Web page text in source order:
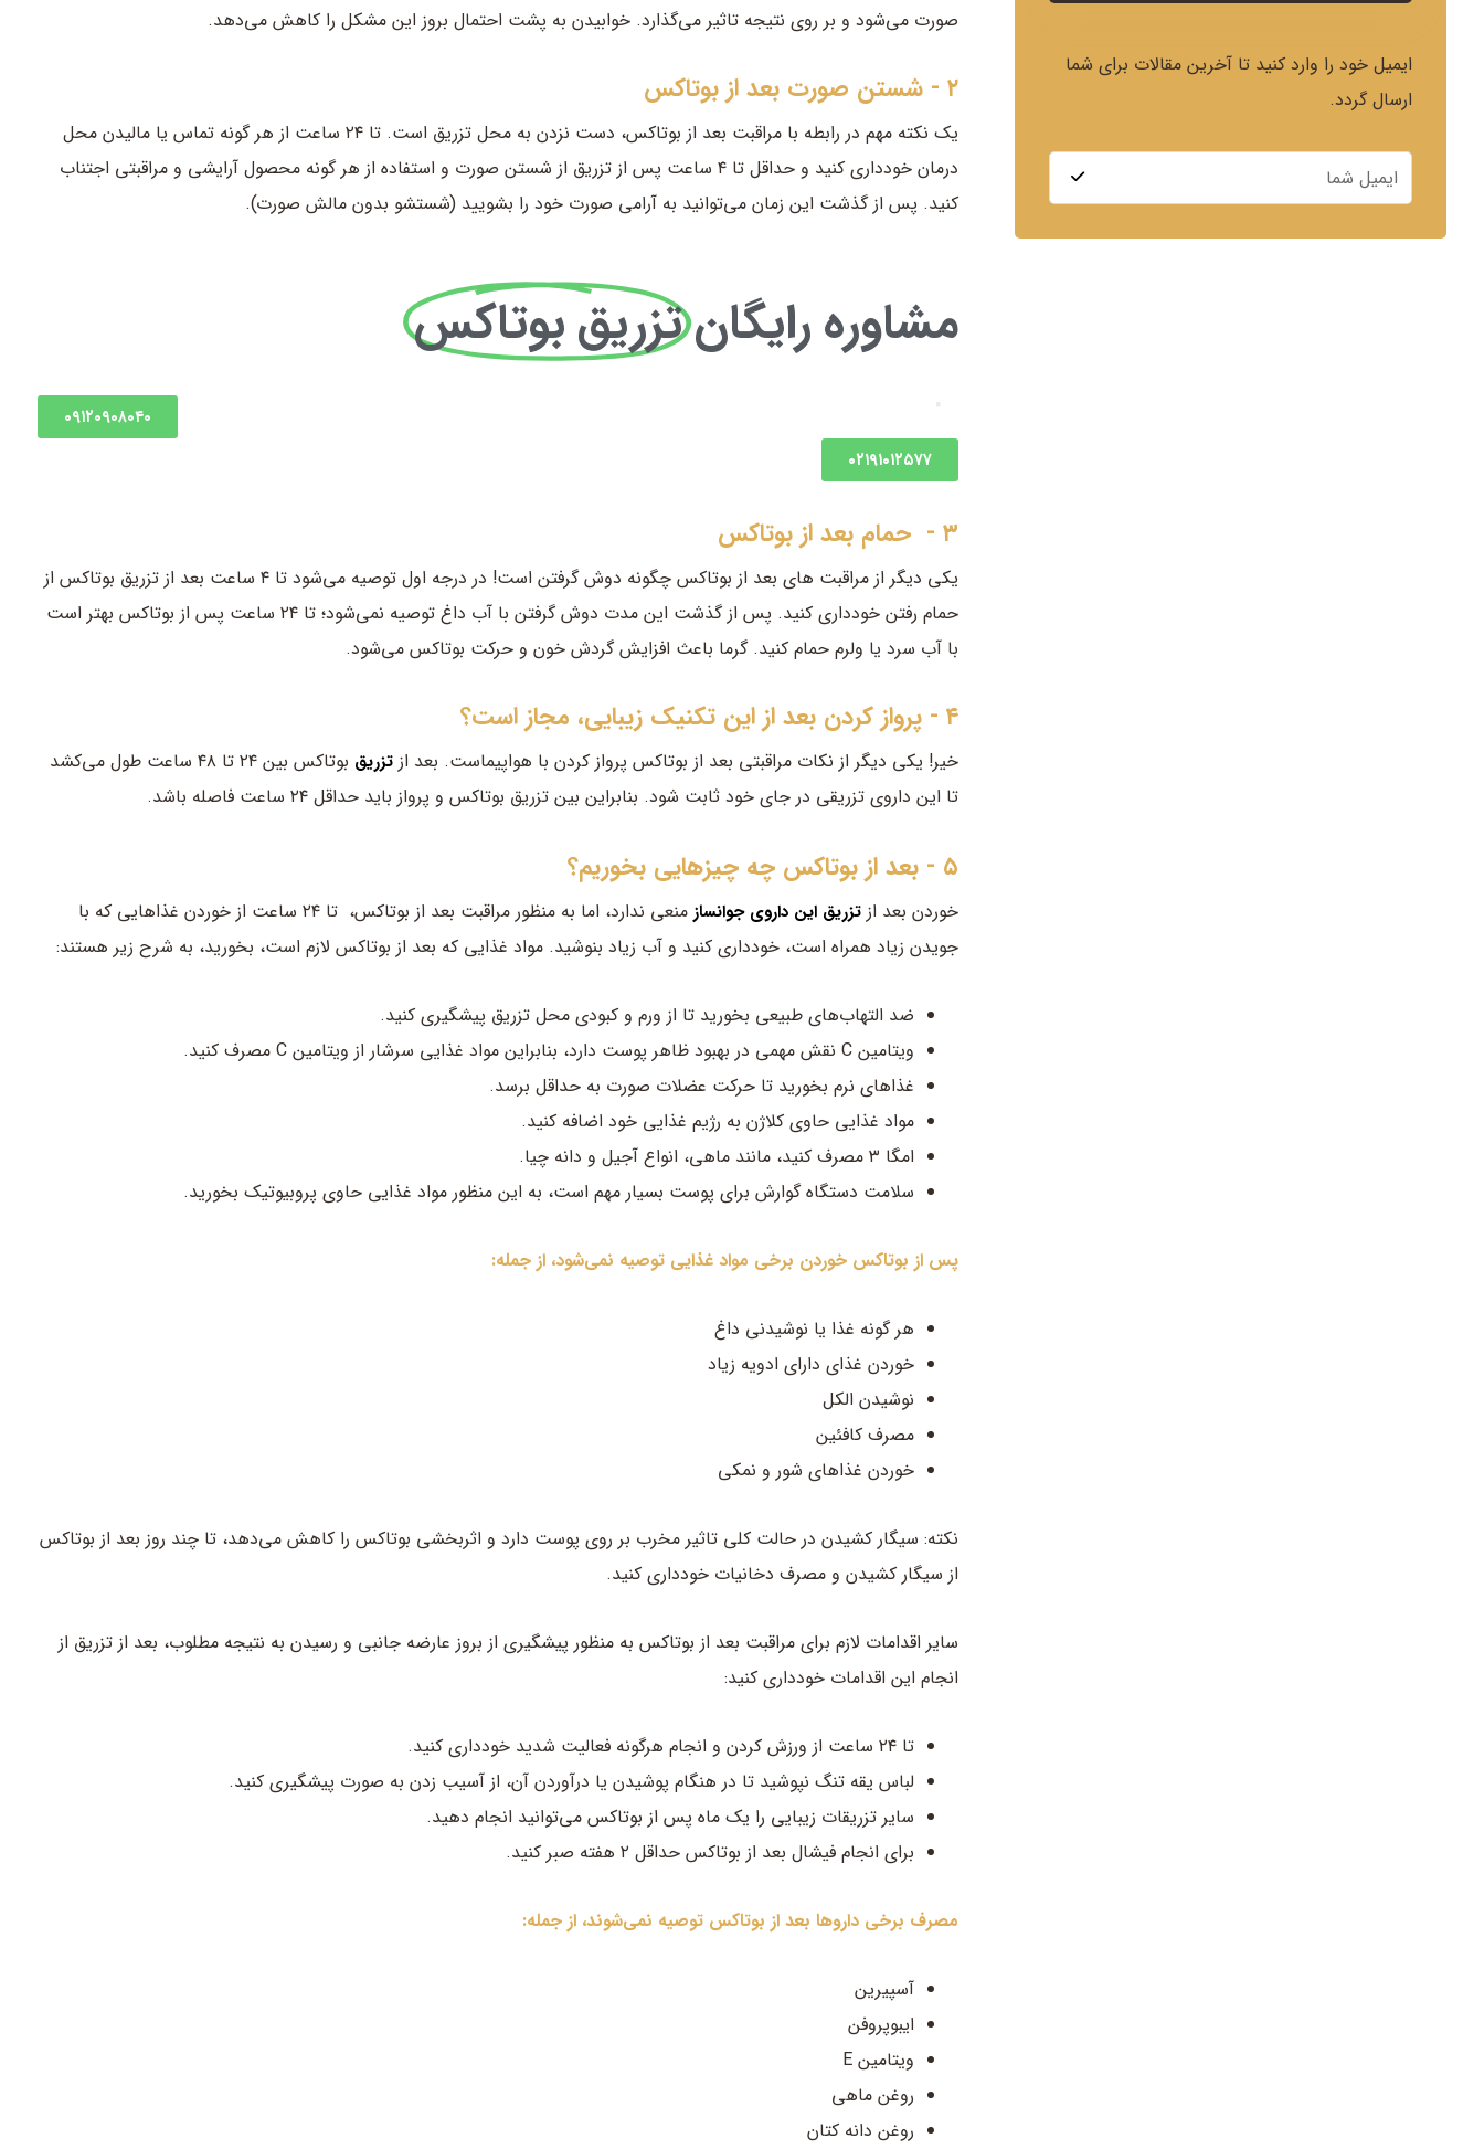
صورت می‌شود و بر روی نتیجه تاثیر می‌گذارد. خوابیدن به پشت احتمال بروز این مشکل را کاهش می‌دهد.
۲ - شستن صورت بعد از بوتاکس
یک نکته مهم در رابطه با مراقبت بعد از بوتاکس، دست نزدن به محل تزریق است. تا ۲۴ ساعت از هر گونه تماس یا مالیدن محل
درمان خودداری کنید و حداقل تا ۴ ساعت پس از تزریق از شستن صورت و استفاده از هر گونه محصول آرایشی و مراقبتی اجتناب
کنید. پس از گذشت این زمان می‌توانید به آرامی صورت خود را بشویید (شستشو بدون مالش صورت).
مشاوره رایگان تزریق بوتاکس
۰۹۱۲۰۹۰۸۰۴۰
۰۲۱۹۱۰۱۲۵۷۷
۳ - حمام بعد از بوتاکس
یکی دیگر از مراقبت های بعد از بوتاکس چگونه دوش گرفتن است! در درجه اول توصیه می‌شود تا ۴ ساعت بعد از تزریق بوتاکس از
حمام رفتن خودداری کنید. پس از گذشت این مدت دوش گرفتن با آب داغ توصیه نمی‌شود؛ تا ۲۴ ساعت پس از بوتاکس بهتر است
با آب سرد یا ولرم حمام کنید. گرما باعث افزایش گردش خون و حرکت بوتاکس می‌شود.
۴ - پرواز کردن بعد از این تکنیک زیبایی، مجاز است؟
خیر! یکی دیگر از نکات مراقبتی بعد از بوتاکس پرواز کردن با هواپیماست. بعد ازتزریق
بوتاکس بین ۲۴ تا ۴۸ ساعت طول می‌کشد
تا این داروی تزریقی در جای خود ثابت شود. بنابراین بین تزریق بوتاکس و پرواز باید حداقل ۲۴ ساعت فاصله باشد.
۵ - بعد از بوتاکس چه چیزهایی بخوریم؟
خوردن بعد ازتزریق این داروی جوانساز
منعی ندارد، اما به منظور مراقبت بعد از بوتاکس، تا ۲۴ ساعت از خوردن غذاهایی که با
جویدن زیاد همراه است، خودداری کنید و آب زیاد بنوشید. مواد غذایی که بعد از بوتاکس لازم است، بخورید، به شرح زیر هستند:
ضد التهاب‌های طبیعی بخورید تا از ورم و کبودی محل تزریق پیشگیری کنید.
ویتامین C نقش مهمی در بهبود ظاهر پوست دارد، بنابراین مواد غذایی سرشار از ویتامین C مصرف کنید.
غذاهای نرم بخورید تا حرکت عضلات صورت به حداقل برسد.
مواد غذایی حاوی کلاژن به رژیم غذایی خود اضافه کنید.
امگا ۳ مصرف کنید، مانند ماهی، انواع آجیل و دانه چیا.
سلامت دستگاه گوارش برای پوست بسیار مهم است، به این منظور مواد غذایی حاوی پروبیوتیک بخورید.
پس از بوتاکس خوردن برخی مواد غذایی توصیه نمی‌شود، از جمله:
هر گونه غذا یا نوشیدنی داغ
خوردن غذای دارای ادویه زیاد
نوشیدن الکل
مصرف کافئین
خوردن غذاهای شور و نمکی
نکته: سیگار کشیدن در حالت کلی تاثیر مخرب بر روی پوست دارد و اثربخشی بوتاکس را کاهش می‌دهد، تا چند روز بعد از بوتاکس
از سیگار کشیدن و مصرف دخانیات خودداری کنید.
سایر اقدامات لازم برای مراقبت بعد از بوتاکس به منظور پیشگیری از بروز عارضه جانبی و رسیدن به نتیجه مطلوب، بعد از تزریق از
انجام این اقدامات خودداری کنید:
تا ۲۴ ساعت از ورزش کردن و انجام هرگونه فعالیت شدید خودداری کنید.
لباس یقه تنگ نپوشید تا در هنگام پوشیدن یا درآوردن آن، از آسیب زدن به صورت پیشگیری کنید.
سایر تزریقات زیبایی را یک ماه پس از بوتاکس می‌توانید انجام دهید.
برای انجام فیشال بعد از بوتاکس حداقل ۲ هفته صبر کنید.
مصرف برخی داروها بعد از بوتاکس توصیه نمی‌شوند، از جمله:
آسپیرین
ایبوپروفن
ویتامین E
روغن ماهی
روغن دانه کتان
ایمیل خود را وارد کنید تا آخرین مقالات برای شما
ارسال گردد.